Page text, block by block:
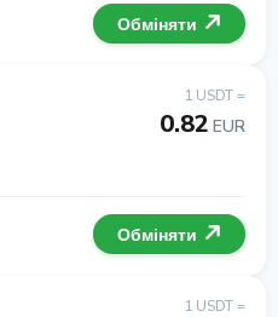
Обміняти
1 USDT =
0.82 EUR
Обміняти
1 USDT =